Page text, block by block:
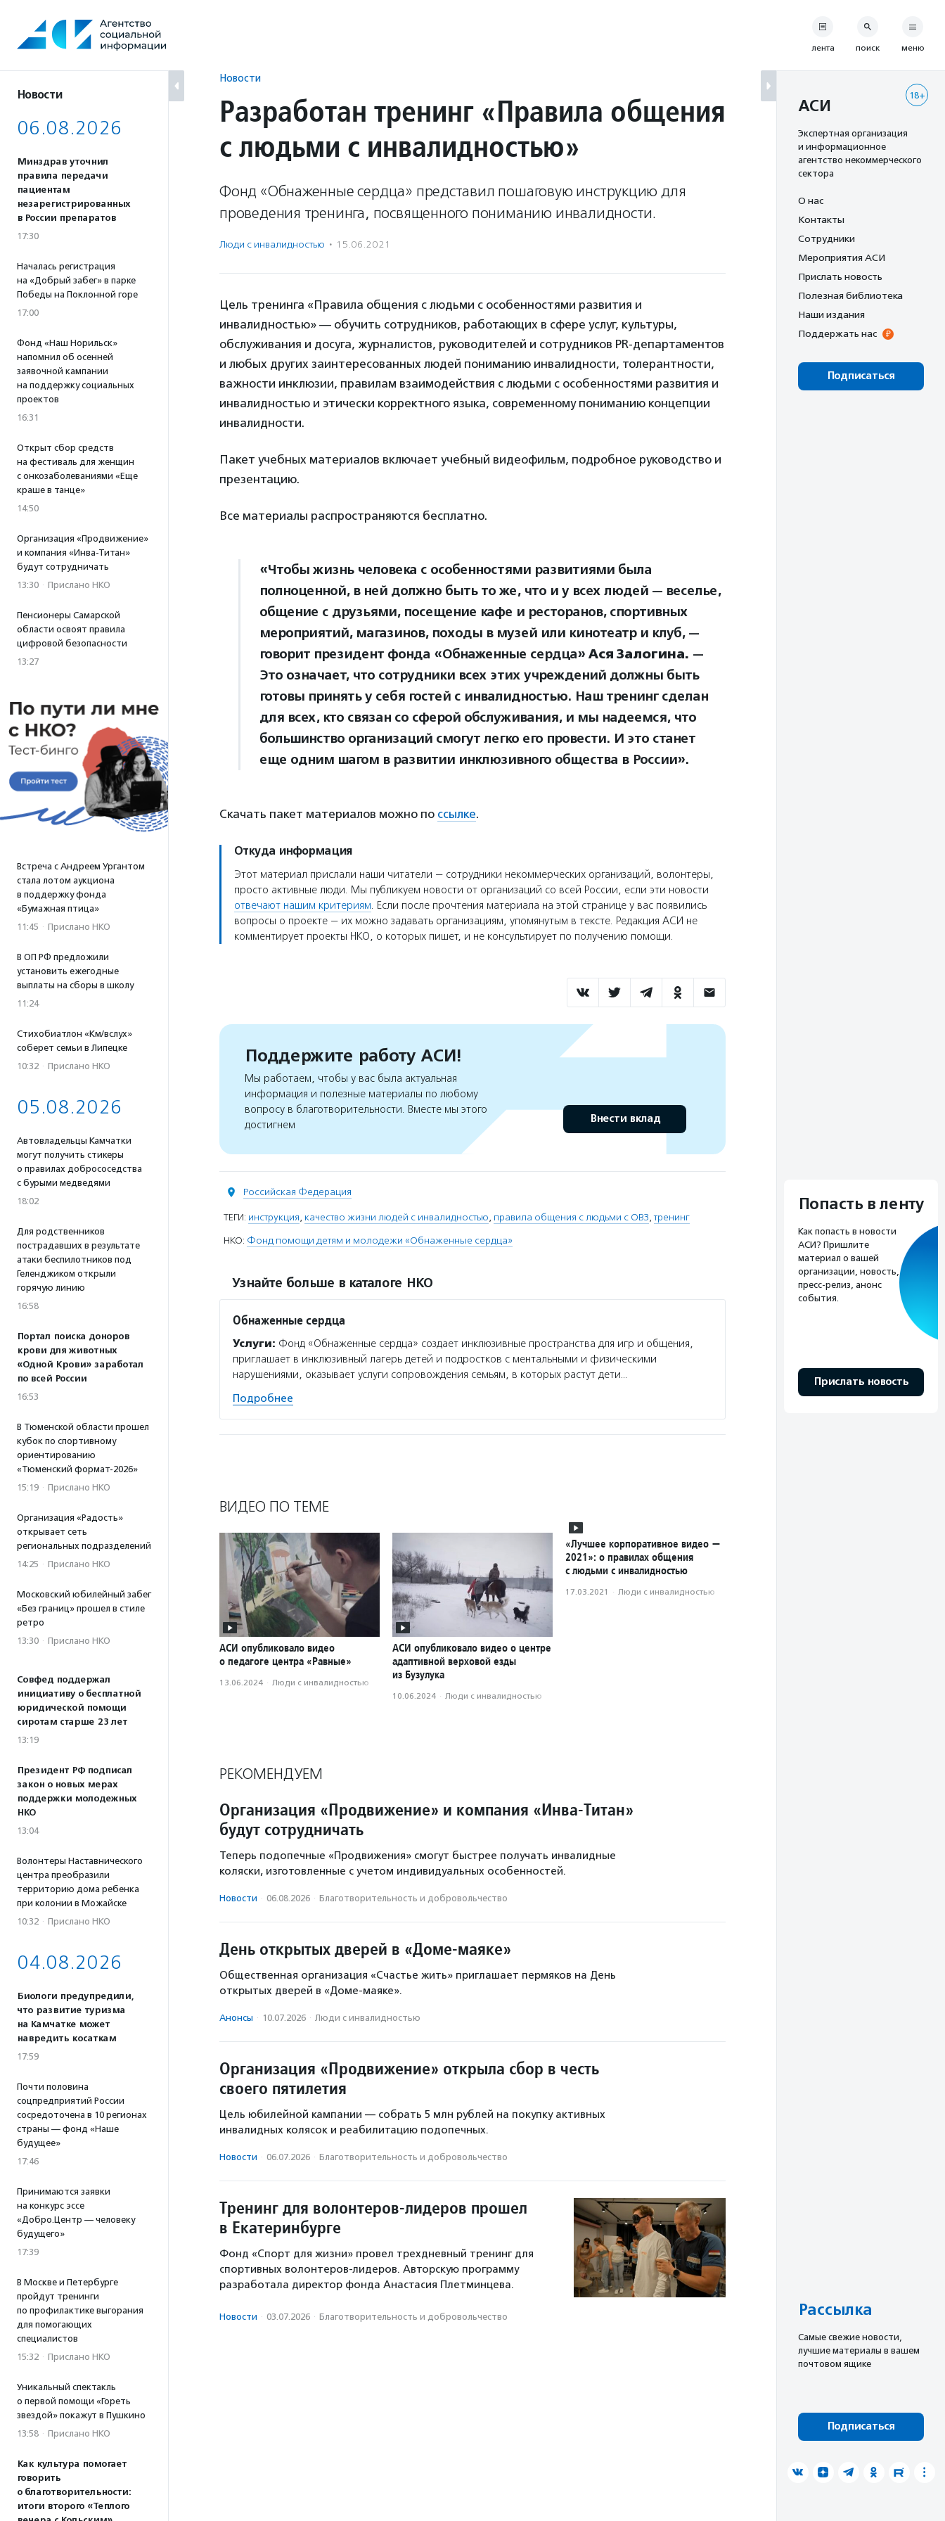
содержанию
Новости
06.08.2026
Минздрав уточнил
правила передачи
пациентам
незарегистрированных
в России препаратов
17:30
Началась регистрация
на «Добрый забег» в парке
Победы на Поклонной горе
17:00
Фонд «Наш Норильск»
напомнил об осенней
заявочной кампании
на поддержку социальных
проектов
16:31
Открыт сбор средств
на фестиваль для женщин
с онкозаболеваниями «Еще
краше в танце»
14:50
Организация «Продвижение»
и компания «Инва-Титан»
будут сотрудничать
13:30 · Прислано НКО
Пенсионеры Самарской
области освоят правила
цифровой безопасности
13:27
Встреча с Андреем Ургантом
стала лотом аукциона
в поддержку фонда
«Бумажная птица»
11:45 · Прислано НКО
В ОП РФ предложили
установить ежегодные
выплаты на сборы в школу
11:24
Стихобиатлон «Км/вслух»
соберет семьи в Липецке
10:32 · Прислано НКО
05.08.2026
Автовладельцы Камчатки
могут получить стикеры
о правилах добрососедства
с бурыми медведями
18:02
Для родственников
пострадавших в результате
атаки беспилотников под
Геленджиком открыли
горячую линию
16:58
Портал поиска доноров
крови для животных
«Одной Крови» заработал
по всей России
16:53
В Тюменской области прошел
кубок по спортивному
ориентированию
«Тюменский формат-2026»
15:19 · Прислано НКО
Организация «Радость»
открывает сеть
региональных подразделений
14:25 · Прислано НКО
Московский юбилейный забег
«Без границ» прошел в стиле
ретро
13:30 · Прислано НКО
Совфед поддержал
инициативу о бесплатной
юридической помощи
сиротам старше 23 лет
13:19
Президент РФ подписал
закон о новых мерах
поддержки молодежных
НКО
13:04
Волонтеры Наставнического
центра преобразили
территорию дома ребенка
при колонии в Можайске
10:32 · Прислано НКО
04.08.2026
Биологи предупредили,
что развитие туризма
на Камчатке может
навредить косаткам
17:59
Почти половина
соцпредприятий России
сосредоточена в 10 регионах
страны — фонд «Наше
будущее»
17:46
Принимаются заявки
на конкурс эссе
«Добро.Центр — человеку
будущего»
17:39
В Москве и Петербурге
пройдут тренинги
по профилактике выгорания
для помогающих
специалистов
15:32 · Прислано НКО
Уникальный спектакль
о первой помощи «Гореть
звездой» покажут в Пушкино
13:58 · Прислано НКО
Как культура помогает
говорить
о благотворительности:
итоги второго «Теплого
Новости
Разработан тренинг «Правила общения
с людьми с инвалидностью»
Фонд «Обнаженные сердца» представил пошаговую инструкцию для
проведения тренинга, посвященного пониманию инвалидности.
Люди с инвалидностью · 15.06.2021
Цель тренинга «Правила общения с людьми с особенностями развития и
инвалидностью» — обучить сотрудников, работающих в сфере услуг, культуры,
обслуживания и досуга, журналистов, руководителей и сотрудников PR-департаментов
и любых других заинтересованных людей пониманию инвалидности, толерантности,
важности инклюзии, правилам взаимодействия с людьми с особенностями развития и
инвалидностью и этически корректного языка, современному пониманию концепции
инвалидности.
Пакет учебных материалов включает учебный видеофильм, подробное руководство и
презентацию.
Все материалы распространяются бесплатно.
«Чтобы жизнь человека с особенностями развитиями была
полноценной, в ней должно быть то же, что и у всех людей — веселье,
общение с друзьями, посещение кафе и ресторанов, спортивных
мероприятий, магазинов, походы в музей или кинотеатр и клуб, —
говорит президент фонда «Обнаженные сердца» Ася Залогина. —
Это означает, что сотрудники всех этих учреждений должны быть
готовы принять у себя гостей с инвалидностью. Наш тренинг сделан
для всех, кто связан со сферой обслуживания, и мы надеемся, что
большинство организаций смогут легко его провести. И это станет
еще одним шагом в развитии инклюзивного общества в России».
Скачать пакет материалов можно по ссылке.
Откуда информация
Этот материал прислали наши читатели — сотрудники некоммерческих организаций, волонтеры,
просто активные люди. Мы публикуем новости от организаций со всей России, если эти новости
отвечают нашим критериям. Если после прочтения материала на этой странице у вас появились
вопросы о проекте — их можно задавать организациям, упомянутым в тексте. Редакция АСИ не
комментирует проекты НКО, о которых пишет, и не консультирует по получению помощи.
Поддержите работу АСИ!
Мы работаем, чтобы у вас была актуальная
информация и полезные материалы по любому
вопросу в благотворительности. Вместе мы этого
достигнем
Внести вклад
Российская Федерация
ТЕГИ: инструкция, качество жизни людей с инвалидностью, правила общения с людьми с ОВЗ,тренинг
НКО: Фонд помощи детям и молодежи «Обнаженные сердца»
Узнайте больше в каталоге НКО
Обнаженные сердца
Услуги: Фонд «Обнаженные сердца» создает инклюзивные пространства для игр и общения,
приглашает в инклюзивный лагерь детей и подростков с ментальными и физическими
нарушениями, оказывает услуги сопровождения семьям, в которых растут дети…
Подробнее
ВИДЕО ПО ТЕМЕ
АСИ опубликовало видео
о педагоге центра «Равные»
13.06.2024 · Люди с инвалидностью
АСИ опубликовало видео о центре
адаптивной верховой езды
из Бузулука
10.06.2024 · Люди с инвалидностью
«Лучшее корпоративное видео —
2021»: о правилах общения
с людьми с инвалидностью
17.03.2021 · Люди с инвалидностью
РЕКОМЕНДУЕМ
Организация «Продвижение» и компания «Инва-Титан»
будут сотрудничать
Теперь подопечные «Продвижения» смогут быстрее получать инвалидные
коляски, изготовленные с учетом индивидуальных особенностей.
Новости · 06.08.2026 · Благотвори­тель­ность и доброволь­чест­во
День открытых дверей в «Доме-маяке»
Общественная организация «Счастье жить» приглашает пермяков на День
открытых дверей в «Доме-маяке».
Анонсы · 10.07.2026 · Люди с инвалидностью
Организация «Продвижение» открыла сбор в честь
своего пятилетия
Цель юбилейной кампании — собрать 5 млн рублей на покупку активных
инвалидных колясок и реабилитацию подопечных.
Новости · 06.07.2026 · Благотвори­тель­ность и доброволь­чест­во
Тренинг для волонтеров-лидеров прошел
в Екатеринбурге
Фонд «Спорт для жизни» провел трехдневный тренинг для
спортивных волонтеров-лидеров. Авторскую программу
разработала директор фонда Анастасия Плетминцева.
Новости · 03.07.2026 · Благотвори­тель­ность и доброволь­чест­во
лента поиск меню
18+
АСИ
Экспертная организация
и информационное
агентство некоммерческого
сектора
О нас
Контакты
Сотрудники
Мероприятия АСИ
Прислать новость
Полезная библиотека
Наши издания
Поддержать нас
Подписаться
Попасть в ленту
Как попасть в новости
АСИ? Пришлите
материал о вашей
организации, новость,
пресс-релиз, анонс
события.
Прислать новость
Рассылка
Cамые свежие новости,
лучшие материалы в вашем
почтовом ящике
Подписаться